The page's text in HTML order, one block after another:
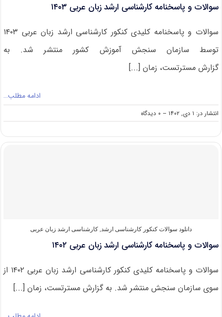
سوالات و پاسخنامه کارشناسی ارشد زبان عربی ۱۴۰۳
سوالات و پاسخنامه کلیدی کنکور کارشناسی ارشد زبان عربی ۱۴۰۳
توسط سازمان سنجش آموزش کشور منتشر شد. به
گزارش مسترتست، زمان [...]
ادامه مطلب…
انتشار در: ۱ دی, ۱۴۰۲ -- ۰ دیدگاه
on
سوالات
پاسخنامه
دانلود سوالات کنکور کارشناسی ارشد, کارشناسی ارشد زبان عربی
سوالات و پاسخنامه کارشناسی ارشد زبان عربی ۱۴۰۲
سوالات و پاسخنامه کلیدی کنکور کارشناسی ارشد زبان عربی ۱۴۰۲ از
سوی سازمان سنجش منتشر شد. به گزارش مسترتست، زمان [...]